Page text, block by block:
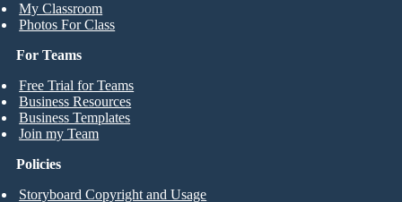
My Classroom
Photos For Class
For Teams
Free Trial for Teams
Business Resources
Business Templates
Join my Team
Policies
Storyboard Copyright and Usage